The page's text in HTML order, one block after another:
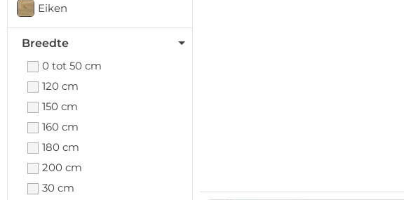
Eiken
Breedte
0 tot 50 cm
120 cm
150 cm
160 cm
180 cm
200 cm
30 cm